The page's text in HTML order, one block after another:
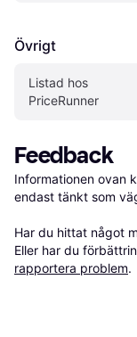
Övrigt
Listad hos
PriceRunner
Feedback
Informationen ovan
endast tänkt som
Har du hittat något
Eller har du
rapportera problem.